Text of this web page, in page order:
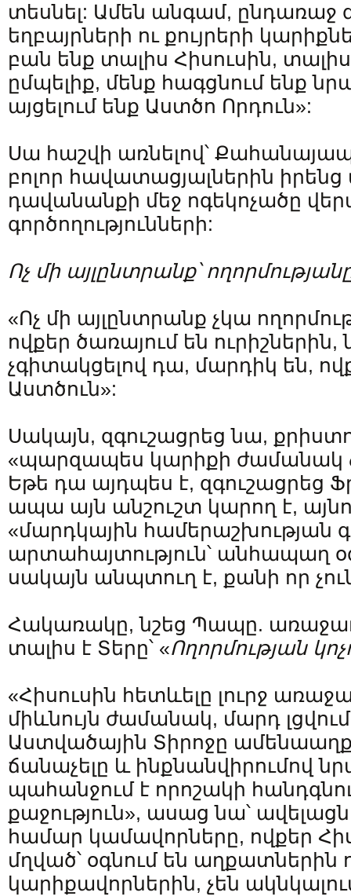
տեսնել: Ամեն անգամ, ընդառաջ
եղբայրների ու քույրերի
բան ենք տալիս Հիսուսին,
ըմպելիք, մենք հագցնում ենք
այցելում ենք Աստծո Որդուն»:
Սա հաշվի առնելով՝
բոլոր հավատացյալներին իրենց
դավանանքի մեջ ոգեկոչածը
գործողությունների:
Ոչ մի այլընտրանք՝
«Ոչ մի այլընտրանք չկա
ովքեր ծառայում են ուրիշներին,
չգիտակցելով դա, մարդիկ են,
Աստծուն»:
Սակայն, զգուշացրեց նա,
«պարզապես կարիքի ժամանակ
Եթե դա այդպես է, զգուշացրեց
ապա այն անշուշտ կարող է,
«մարդկային համերաշխության
արտահայտություն՝ անհապաղ
սակայն անպտուղ է, քանի որ
Հակառակը, նշեց Պապը.
տալիս է Տերը՝ «Ողորմության
«Հիսուսին հետևելը լուրջ
միևնույն ժամանակ, մարդ
Աստվածային Տիրոջը
ճանաչելը և ինքնանվիրումով
պահանջում է որոշակի
քաջություն», ասաց նա՝
համար կամավորները, ովքեր
մղված՝ օգնում են աղքատներին
կարիքավորներին, չեն